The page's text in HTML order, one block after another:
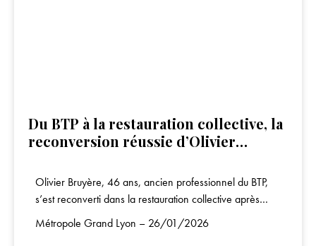
Du BTP à la restauration collective, la
reconversion réussie d’Olivier
Olivier Bruyère, 46 ans, ancien professionnel du BTP,
s’est reconverti dans la restauration collective après
avoir découvert ce secteur lors du Rheve festival.
Aujourd’hui employé au RIL, il a été formé par son
Métropole Grand Lyon – 26/01/2026